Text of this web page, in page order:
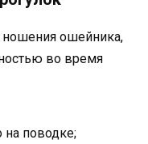
ошейника,
во время
на поводке;